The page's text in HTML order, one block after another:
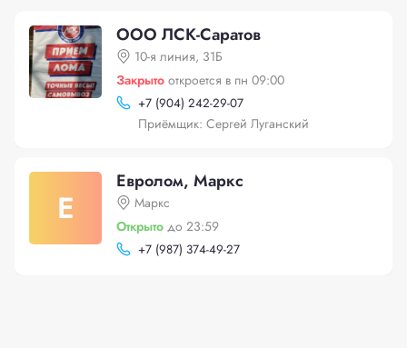
ООО ЛСК-Саратов
10-я линия, 31Б
Закрыто откроется в пн 09:00
+7 (904) 242-29-07
Приёмщик: Сергей Луганский
Е
Евролом, Маркс
Маркс
Открыто до 23:59
+7 (987) 374-49-27